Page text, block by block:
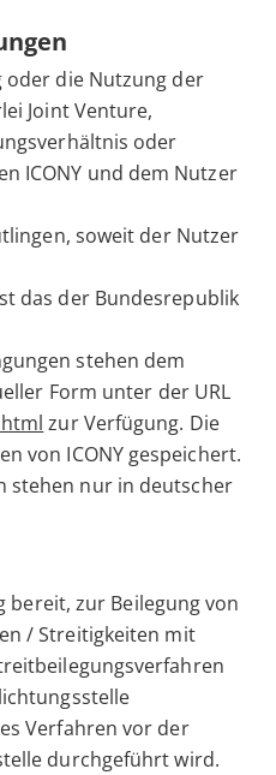
oder die Nutzung der
Joint Venture,
oder
ICONY und dem Nutzer
soweit der Nutzer
das der Bundesrepublik
stehen dem
Form unter der URL
zur Verfügung. Die
von ICONY gespeichert.
stehen nur in deutscher
bereit, zur Beilegung von
/ Streitigkeiten mit
Verfahren vor der
durchgeführt wird.